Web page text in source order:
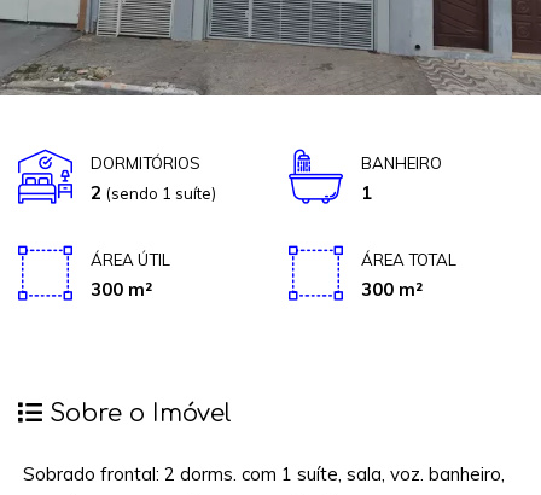
DORMITÓRIOS
2 (sendo 1 suíte)
BANHEIRO
1
ÁREA ÚTIL
300 m²
ÁREA TOTAL
300 m²
Sobre o Imóvel
Sobrado frontal: 2 dorms. com 1 suíte, sala, voz. banheiro,